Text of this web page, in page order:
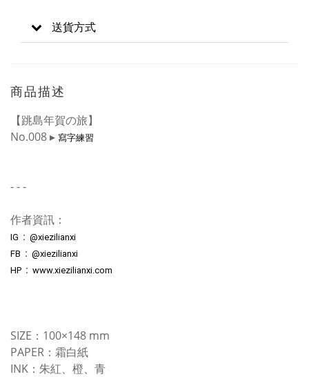
送貨方式
商品描述
【跳島年賀の旅】
No.008 ▸ 寫字練習
- - -
作者資訊：
IG ： @xiezilianxi
FB ： @xiezilianxi
HP ： www.xiezilianxi.com
SIZE：100×148 mm
PAPER：霜白紙
INK：朱紅、橙、青